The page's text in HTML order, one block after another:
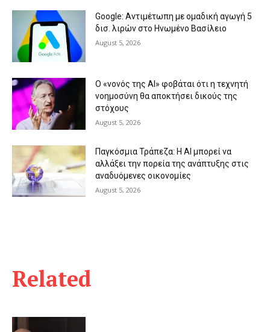
Related
Google: Αντιμέτωπη με ομαδική αγωγή 5
δισ. λιρών στο Ηνωμένο Βασίλειο
August 5, 2026
Ο «νονός της AI» φοβάται ότι η τεχνητή
νοημοσύνη θα αποκτήσει δικούς της
στόχους
August 5, 2026
Παγκόσμια Τράπεζα: Η AI μπορεί να
αλλάξει την πορεία της ανάπτυξης στις
αναδυόμενες οικονομίες
August 5, 2026